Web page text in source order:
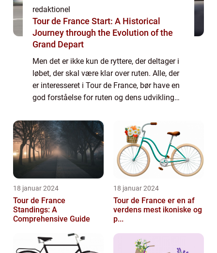
redaktionel
Tour de France Start: A Historical
Journey through the Evolution of the
Grand Depart
Men det er ikke kun de ryttere, der deltager i
løbet, der skal være klar over ruten. Alle, der
er interesseret i Tour de France, bør have en
god forståelse for ruten og dens udvikling
ned i Tour de France ru...
18 januar 2024
Tour de France
Standings: A
Comprehensive Guide
18 januar 2024
Tour de France er en af
verdens mest ikoniske og
p...